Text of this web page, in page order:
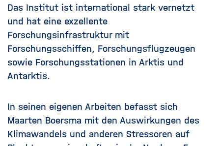
Das Institut ist international stark vernetzt
und hat eine exzellente
Forschungsinfrastruktur mit
Forschungsschiffen, Forschungsflugzeugen
sowie Forschungsstationen in Arktis und
Antarktis.
In seinen eigenen Arbeiten befasst sich
Maarten Boersma mit den Auswirkungen des
Klimawandels und anderen Stressoren auf